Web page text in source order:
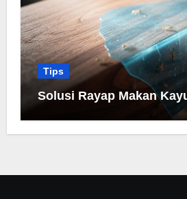
Tips
Solusi Rayap Makan